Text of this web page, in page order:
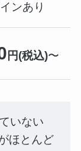
ンあり
円(税込)〜
いない
ほとんど